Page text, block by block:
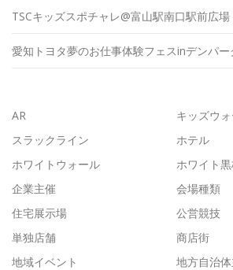
TSCキッズスポチャレ@富山駅南口駅前広場
愛知トヨタ夢のお仕事体験フェスinデンパー
AR
キッズウ
スラックライン
ホテル
ホワイトウォール
ホワイト
企業主催
会場種類
住宅展示場
公営競技
単独店舗
商店街
地域イベント
地方自治